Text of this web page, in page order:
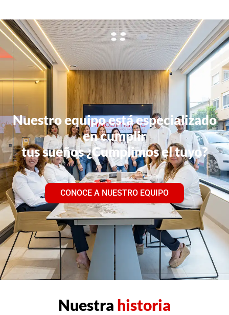
Nuestro equipo está especializado
en cumplir
tus sueños ¿Cumplimos el tuyo?
CONOCE A NUESTRO EQUIPO
Nuestra historia